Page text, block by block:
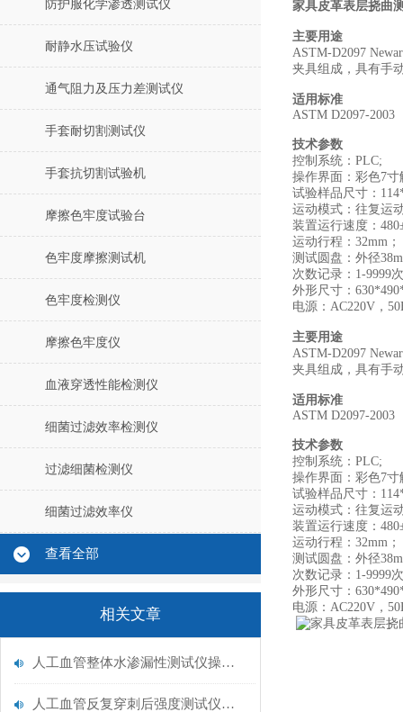
防护服化学渗透测试仪
耐静水压试验仪
通气阻力及压力差测试仪
手套耐切割测试仪
手套抗切割试验机
摩擦色牢度试验台
色牢度摩擦测试机
色牢度检测仪
摩擦色牢度仪
血液穿透性能检测仪
细菌过滤效率检测仪
过滤细菌检测仪
细菌过滤效率仪
查看全部
相关文章
人工血管整体水渗漏性测试仪操作中最容易出错的步骤
人工血管反复穿刺后强度测试仪是什么？透析患者的“生命管“质量靠它把关！
家具皮革表层挠曲
主要用途
ASTM-D2097
夹具组成，具有手
适用标准
ASTM D2097-2003
技术参数
控制系统：PLC;
操作界面：彩色7
试验样品尺寸：
运动模式：往复运
装置运行速度：
运动行程：32mm；
测试圆盘：外径
次数记录：1-9999
外形尺寸：
电源：AC220V，
主要用途
ASTM-D2097
夹具组成，具有手
适用标准
ASTM D2097-2003
技术参数
控制系统：PLC;
操作界面：彩色7
试验样品尺寸：
运动模式：往复运
装置运行速度：
运动行程：32mm；
测试圆盘：外径
次数记录：1-9999
外形尺寸：
电源：AC220V，